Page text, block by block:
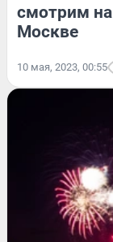
смотрим
Москве
10 мая, 2023, 00:55